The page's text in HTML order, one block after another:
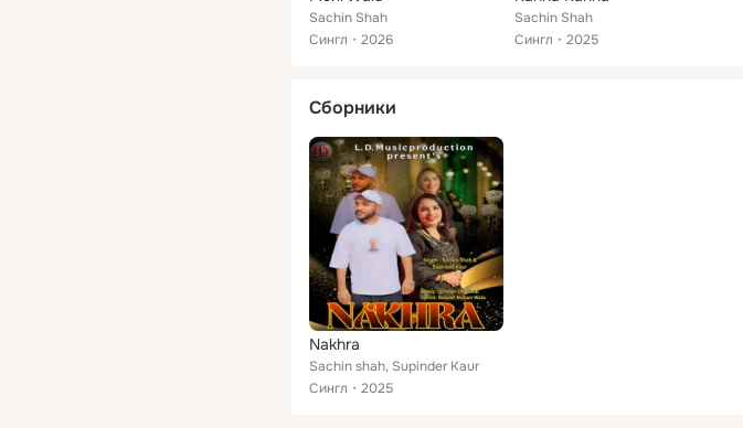
Sachin Shah
Сингл
2026
Sachin Shah
Сингл
2025
Сборники
Nakhra
Sachin shah, Supinder Kaur
Сингл
2025